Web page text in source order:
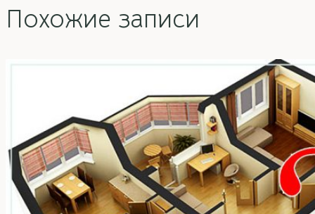
Похожие записи